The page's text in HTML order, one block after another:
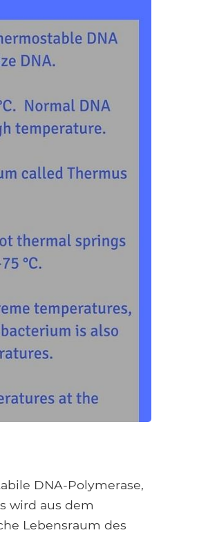
DNA-Polymerase,
wird aus dem
Lebensraum des